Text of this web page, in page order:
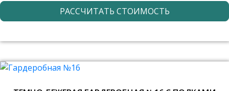
РАССЧИТАТЬ СТОИМОСТЬ